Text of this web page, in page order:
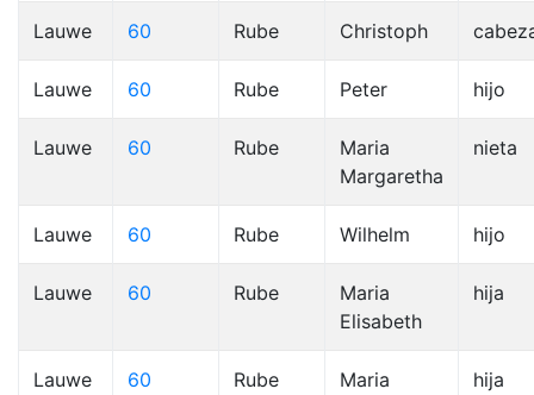
Lauwe 60 Rube Christoph
Lauwe 60 Rube Peter hijo
Lauwe 60 Rube
Maria
Margaretha
nieta
Lauwe 60 Rube Wilhelm hijo
Lauwe 60 Rube
Maria
Elisabeth
hija
Lauwe 60 Rube
Maria
hija